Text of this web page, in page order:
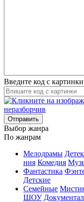
Введите код с
Отправить
Вы­бор жан­ра
По жан­рам
Ме­ло­дра­мы
ния Ко­ме­дия
Фан­та­сти­ка
Дет­ские
Се­мей­ные
ШОУ